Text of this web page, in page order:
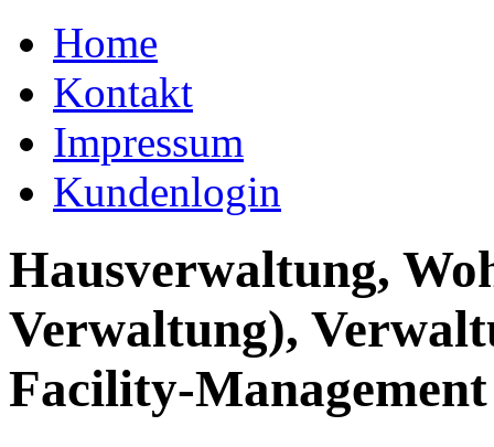
Home
Kontakt
Impressum
Kundenlogin
Hausverwaltung,
Verwaltung),
Facility-Management